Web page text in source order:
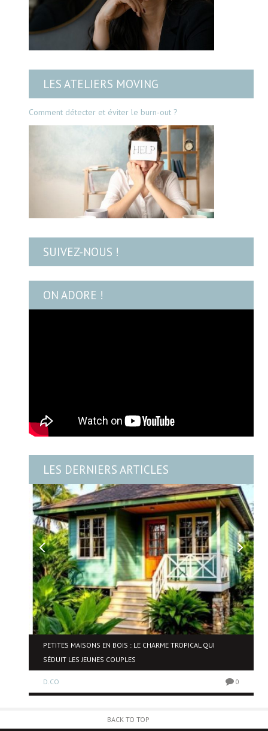
LES ATELIERS MOVING
Comment détecter et éviter le burn-out ?
SUIVEZ-NOUS !
ON ADORE !
LES DERNIERS ARTICLES
PETITES MAISONS EN BOIS : LE CHARME TROPICAL QUI
SÉDUIT LES JEUNES COUPLES
D.CO 0
BACK TO TOP